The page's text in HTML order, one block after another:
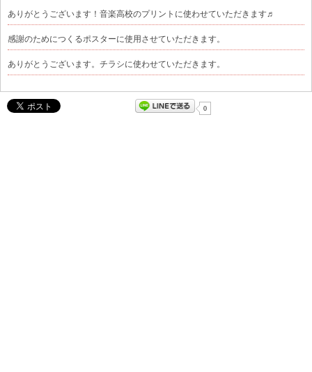
ありがとうございます！音楽高校のプリントに使わせていただきます♬
感謝のためにつくるポスターに使用させていただきます。
ありがとうございます。チラシに使わせていただきます。
0